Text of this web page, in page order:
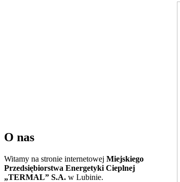
O nas
Witamy na stronie internetowej Miejskiego
Przedsiębiorstwa Energetyki Cieplnej
„TERMAL” S.A. w Lubinie.